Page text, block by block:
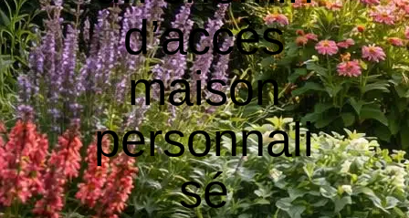
d’accès
maison
personnali
sé